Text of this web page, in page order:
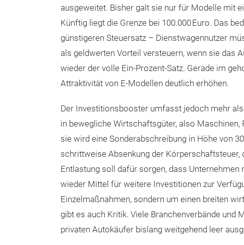
ausgeweitet. Bisher galt sie nur für Modelle mit
Künftig liegt die Grenze bei 100.000 Euro. Das
günstigeren Steuersatz – Dienstwagennutzer
als geldwerten Vorteil versteuern, wenn sie das
wieder der volle Ein-Prozent-Satz. Gerade im
Attraktivität von E-Modellen deutlich erhöhen.
Der Investitionsbooster umfasst jedoch mehr
in bewegliche Wirtschaftsgüter, also
sie wird eine Sonderabschreibung in Höhe von
schrittweise Absenkung der Körperschaftsteuer,
Entlastung soll dafür sorgen, dass
wieder Mittel für weitere Investitionen zur
Einzelmaßnahmen, sondern um einen breiten
gibt es auch Kritik. Viele Branchenverbände und
privaten Autokäufer bislang weitgehend leer